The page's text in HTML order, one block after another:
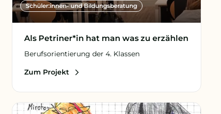
Schüler:innen- und Bildungsberatung
Als Petriner*in hat man was zu erzählen
Berufsorientierung der 4. Klassen
Zum Projekt